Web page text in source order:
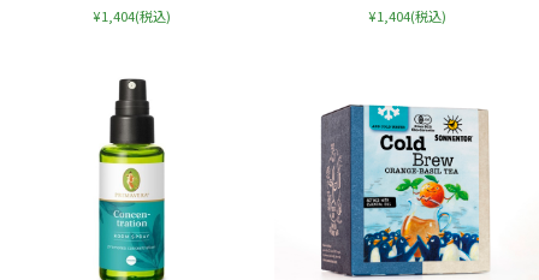
¥1,404(税込) ¥1,404(税込)